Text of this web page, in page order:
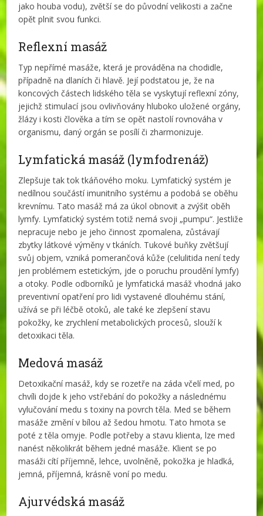
jako houba vodu), zvětší se do původní velikosti a začne
opět plnit svou funkci.
Reflexní masáž
Typ nepřímé masáže, která je prováděna na chodidle,
případně na dlaních či hlavě. Její podstatou je, že na
koncových částech lidského těla se vyskytují reflexní zóny,
jejichž stimulací jsou ovlivňovány hluboko uložené orgány,
žlázy i kosti člověka a tím se opět nastolí rovnováha v
organismu, daný orgán se posílí či zharmonizuje.
Lymfatická masáž (lymfodrenáž)
Zlepšuje tak tok tkáňového moku. Lymfatický systém je
nedílnou součástí imunitního systému a podobá se oběhu
krevnímu. Tato masáž má za úkol obnovit a zvýšit oběh
lymfy. Lymfatický systém totiž nemá svoji „pumpu“. Jestliže
nepracuje nebo je jeho činnost zpomalena, zůstávají
zbytky látkové výměny v tkáních. Tukové buňky zvětšují
svůj objem, vzniká pomerančová kůže (celulitida není tedy
jen problémem estetickým, jde o poruchu proudění lymfy)
a otoky. Podle odborníků je lymfatická masáž vhodná jako
preventivní opatření pro lidi vystavené dlouhému stání,
užívá se při léčbě otoků, ale také ke zlepšení stavu
pokožky, ke zrychlení metabolických procesů, slouží k
detoxikaci těla.
Medová masáž
Detoxikační masáž, kdy se rozetře na záda včelí med, po
chvíli dojde k jeho vstřebání do pokožky a následnému
vylučování medu s toxiny na povrch těla. Med se během
masáže změní v bílou až šedou hmotu. Tato hmota se
poté z těla omyje. Podle potřeby a stavu klienta, lze med
nanést několikrát během jedné masáže. Klient se po
masáži cítí příjemně, lehce, uvolněně, pokožka je hladká,
jemná, příjemná, krásně voní po medu.
Ajurvédská masáž